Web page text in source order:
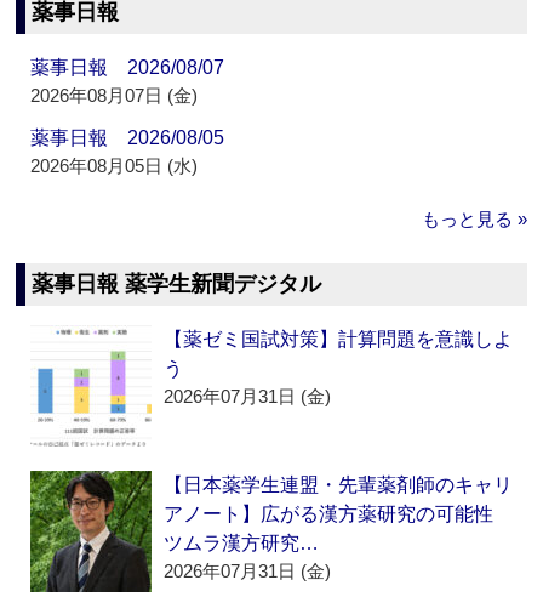
薬事日報
薬事日報 2026/08/07
2026年08月07日 (金)
薬事日報 2026/08/05
2026年08月05日 (水)
もっと見る »
薬事日報 薬学生新聞デジタル
【薬ゼミ国試対策】計算問題を意識しよ
う
2026年07月31日 (金)
【日本薬学生連盟・先輩薬剤師のキャリ
アノート】広がる漢方薬研究の可能性
ツムラ漢方研究…
2026年07月31日 (金)